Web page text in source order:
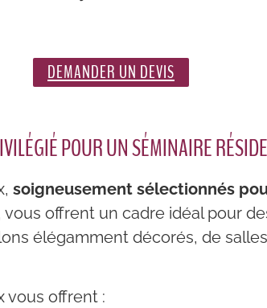
DEMANDER UN DEVIS
POUR UN SÉMINAIRE
soigneusement sélectionnés
vous offrent un cadre idéal pour
élégamment décorés, de
vous offrent :